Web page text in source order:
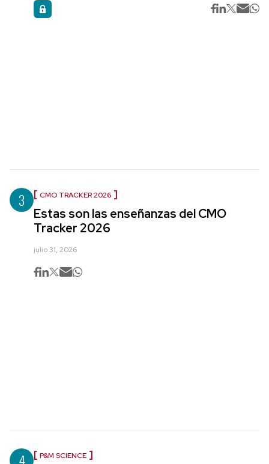
3 CMO TRACKER 2026
Estas son las enseñanzas del CMO
Tracker 2026
julio 31, 2026
P&M SCIENCE